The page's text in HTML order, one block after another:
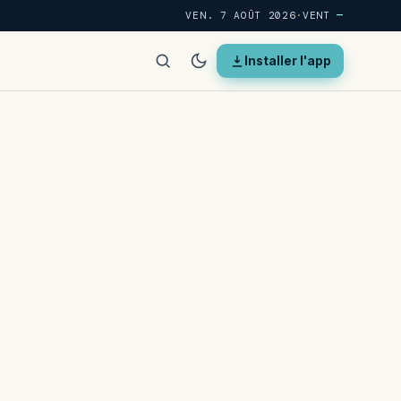
VEN. 7 AOÛT 2026 · VENT—
Installer l'app